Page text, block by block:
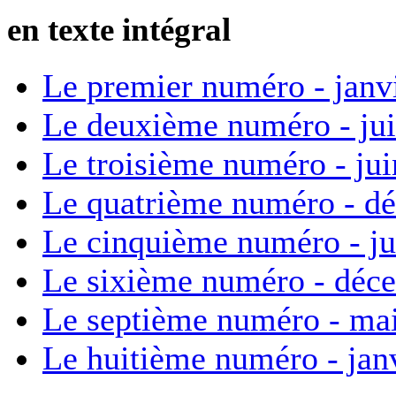
en texte intégral
Le premier numéro -
Le deuxième numéro -
Le troisième numéro -
Le quatrième numéro -
Le cinquième numéro -
Le sixième numéro -
Le septième numéro -
Le huitième numéro -